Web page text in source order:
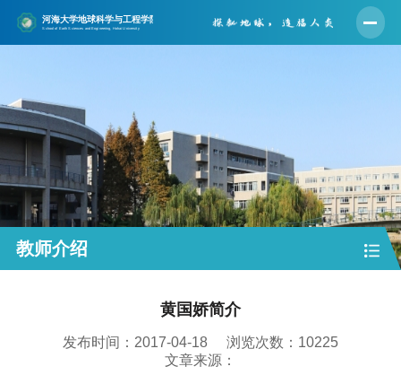
学院概况
师资队伍
人才培养
学科建设
科学研究
实验中心
教师介绍
黄国娇简介
发布时间：2017-04-18 浏览次数： 10225
文章来源：